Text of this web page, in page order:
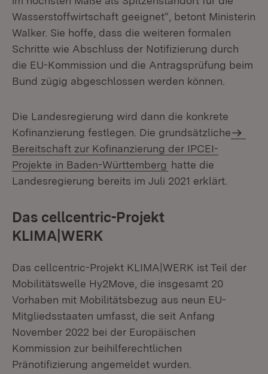
Wasserstoffwirtschaft geeignet“, betont Ministerin
Walker. Sie hoffe, dass die weiteren formalen
Schritte wie Abschluss der Notifizierung durch
die EU-Kommission und die Antragsprüfung beim
Bund zügig abgeschlossen werden können.
Die Landesregierung wird dann die konkrete
Kofinanzierung festlegen. Die grundsätzliche
Bereitschaft zur Kofinanzierung der IPCEI-
Projekte in Baden-Württemberg hatte die
Landesregierung bereits im Juli 2021 erklärt.
Das cellcentric-Projekt
KLIMA|WERK
Das cellcentric-Projekt KLIMA|WERK ist Teil der
Mobilitätswelle Hy2Move, die insgesamt 20
Vorhaben mit Mobilitätsbezug aus neun EU-
Mitgliedsstaaten um­fasst, die seit Anfang
November 2022 bei der Europäischen
Kommission zur beihilferechtlichen
Pränotifizierung angemeldet wurden.